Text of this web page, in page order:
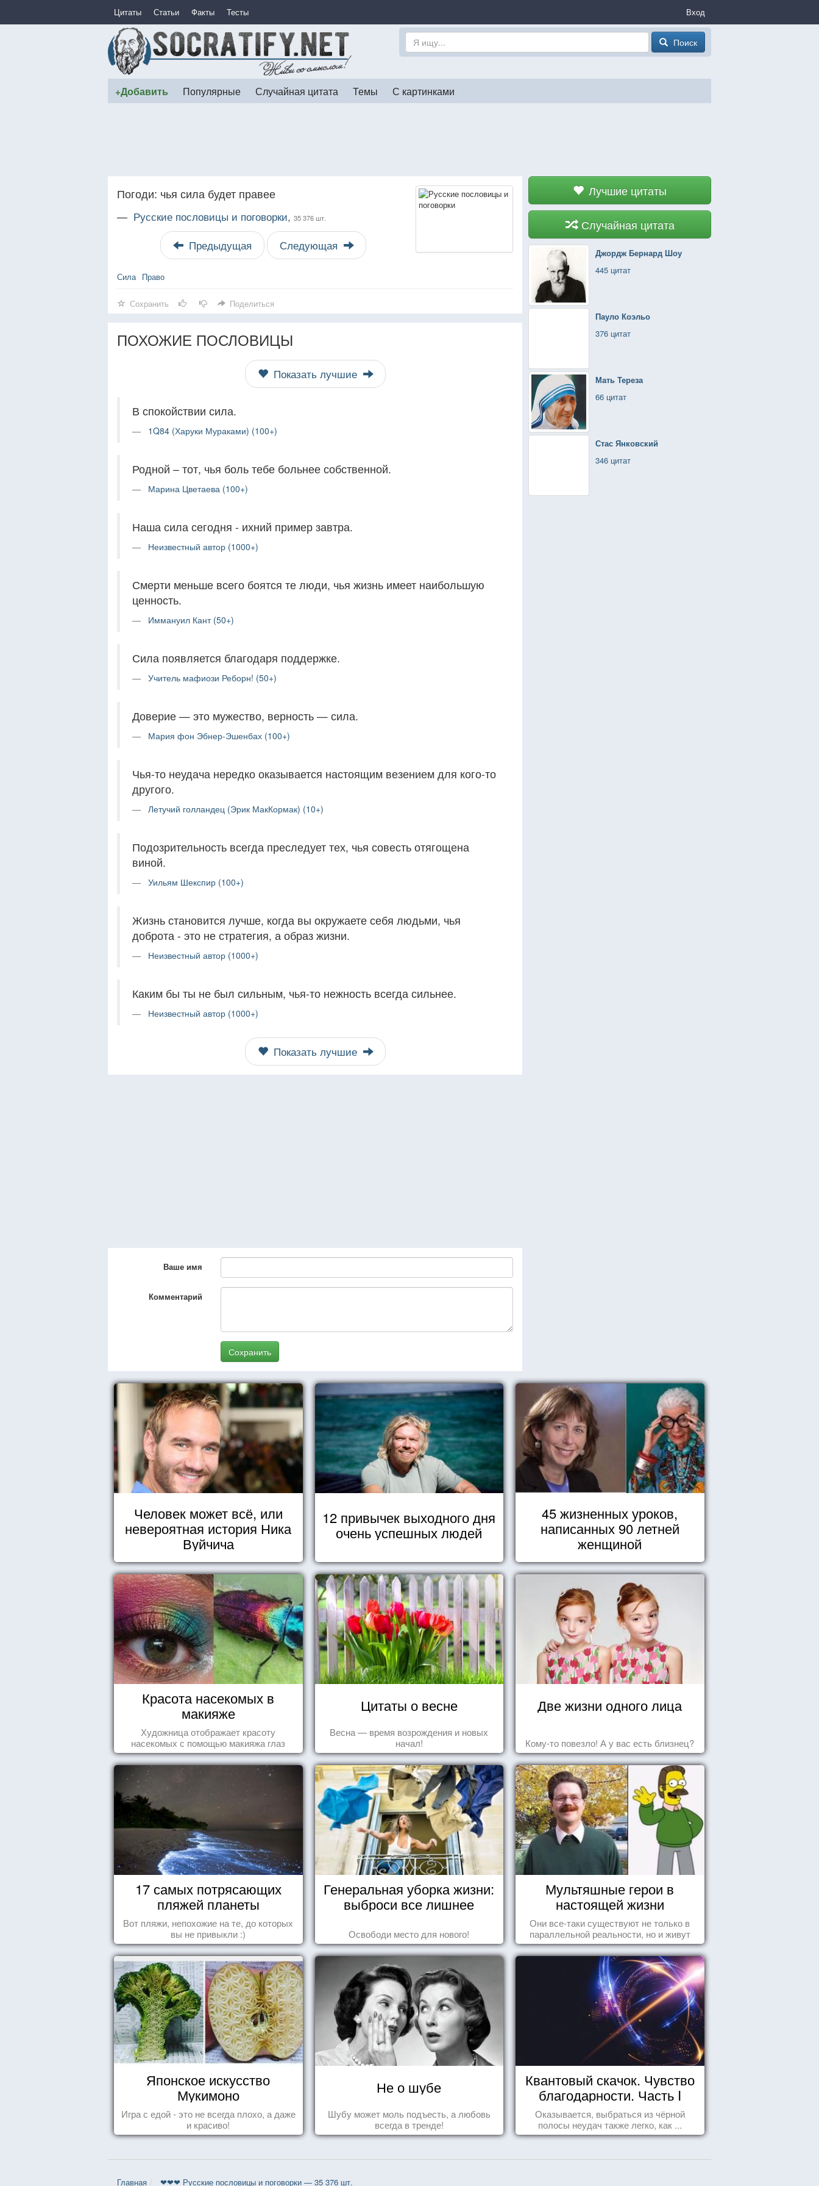
Цитаты Статьи Факты Тесты Вход
Поиск
+Добавить Популярные Случайная цитата Темы С картинками
Лучшие цитаты
Случайная цитата
Джордж Бернард Шоу
445 цитат
Пауло Коэльо
376 цитат
Мать Тереза
66 цитат
Стас Янковский
346 цитат
Погоди: чья сила будет правее
— Русские пословицы и поговорки, 35 376 шт.
Предыдущая Следующая
Сила Право
Сохранить Поделиться
ПОХОЖИЕ ПОСЛОВИЦЫ
Показать лучшие
В спокойствии сила.
1Q84 (Харуки Мураками) (100+)
Родной – тот, чья боль тебе больнее собственной.
Марина Цветаева (100+)
Наша сила сегодня - ихний пример завтра.
Неизвестный автор (1000+)
Смерти меньше всего боятся те люди, чья жизнь имеет наибольшую
ценность.
Иммануил Кант (50+)
Сила появляется благодаря поддержке.
Учитель мафиози Реборн! (50+)
Доверие — это мужество, верность — сила.
Мария фон Эбнер-Эшенбах (100+)
Чья-то неудача нередко оказывается настоящим везением для кого-то
другого.
Летучий голландец (Эрик МакКормак) (10+)
Подозрительность всегда преследует тех, чья совесть отягощена
виной.
Уильям Шекспир (100+)
Жизнь становится лучше, когда вы окружаете себя людьми, чья
доброта - это не стратегия, а образ жизни.
Неизвестный автор (1000+)
Каким бы ты не был сильным, чья-то нежность всегда сильнее.
Неизвестный автор (1000+)
Показать лучшие
Ваше имя
Комментарий
Сохранить
Человек может всё, или
невероятная история Ника
Вуйчича
12 привычек выходного дня
очень успешных людей
45 жизненных уроков,
написанных 90 летней
женщиной
Красота насекомых в
макияже
Художница отображает красоту
насекомых с помощью макияжа глаз
Цитаты о весне
Весна — время возрождения и новых
начал!
Две жизни одного лица
Кому-то повезло! А у вас есть близнец?
17 самых потрясающих
пляжей планеты
Вот пляжи, непохожие на те, до которых
вы не привыкли :)
Генеральная уборка жизни:
выброси все лишнее
Освободи место для нового!
Мультяшные герои в
настоящей жизни
Они все-таки существуют не только в
параллельной реальности, но и живут
среди нас с вами.
Японское искусство
Мукимоно
Игра с едой - это не всегда плохо, а даже
и красиво!
Не о шубе
Шубу может моль подъесть, а любовь
всегда в тренде!
Квантовый скачок. Чувство
благодарности. Часть I
Оказывается, выбраться из чёрной
полосы неудач также легко, как ...
Главная ❤❤❤ Русские пословицы и поговорки — 35 376 шт.